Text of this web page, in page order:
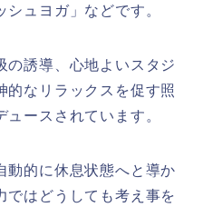
ュヨガ」などです。
の誘導、心地よいスタジ
的なリラックスを促す照
ースされています。
動的に休息状態へと導か
ではどうしても考え事を